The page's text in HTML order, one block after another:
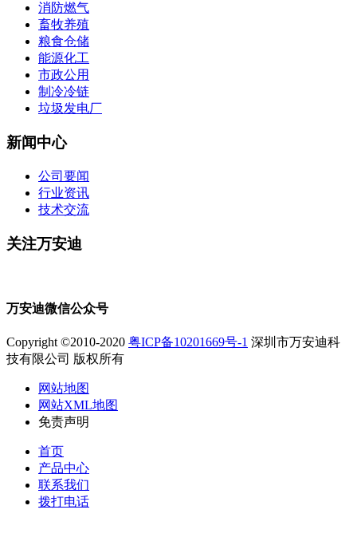
消防燃气
畜牧养殖
粮食仓储
能源化工
市政公用
制冷冷链
垃圾发电厂
新闻中心
公司要闻
行业资讯
技术交流
关注万安迪
万安迪微信公众号
Copyright ©2010-2020 粤ICP备10201669号-1 深圳市万安迪科
技有限公司 版权所有
网站地图
网站XML地图
免责声明
首页
产品中心
联系我们
拨打电话